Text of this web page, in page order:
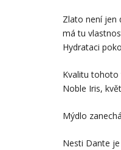
Zlato není jen
má tu
Hydrataci
Kvalitu tohoto
Noble Iris,
Mýdlo
Nesti Dante